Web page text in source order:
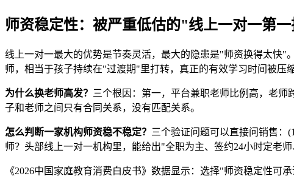
师资稳定性：被严重低估的"线上一对一第
线上一对一最大的优势是节奏灵活，最大的隐患是"师资换得太快
师，相当于孩子持续在"过渡期"里打转，真正的有效学习时间被压缩
为什么换老师高发？ 三个根因：第一，平台兼职老师比例高，老
子和老师之间只有合同关系，没有匹配关系。
怎么判断一家机构师资稳不稳定？ 三个验证问题可以直接问销售：
师？头部线上一对一机构里，能给出"全职为主、签约24小时定老
《2026中国家庭教育消费白皮书》数据显示：选择"师资稳定性可